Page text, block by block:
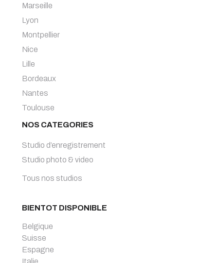
Marseille
Lyon
Montpellier
Nice
Lille
Bordeaux
Nantes
Toulouse
NOS CATEGORIES
Studio d’enregistrement
Studio photo & video
Tous nos studios
BIENTOT DISPONIBLE
Belgique
Suisse
Espagne
Italie